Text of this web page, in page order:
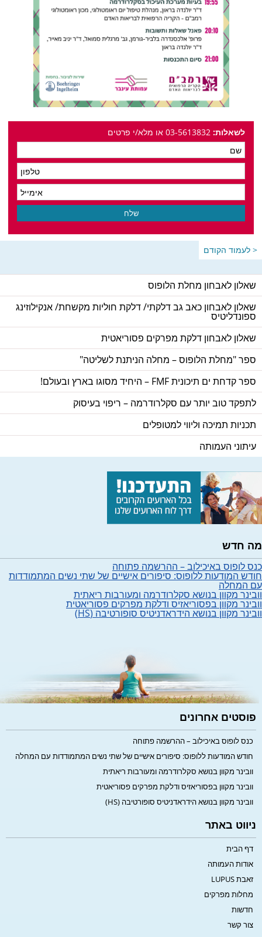
לשאלות: 03-5613832 או מלא/י פרטים
< לעמוד הקודם
שאלון לאבחון מחלת הלופוס
שאלון לאבחון כאב גב דלקתי/ דלקת חוליות מקשחת/ אנקילוזינג
ספונדליטיס
שאלון לאבחון דלקת מפרקים פסוריאטית
ספר "מחלת הלופוס – מחלה הניתנת לשליטה"
ספר קדחת ים תיכונית FMF – היחיד מסוגו בארץ ובעולם!
לתפקד טוב יותר עם סקלרודרמה – ריפוי בעיסוק
תכניות תמיכה וליווי למטופלים
עיתוני העמותה
מה חדש
כנס לופוס באיכילוב – ההרשמה פתוחה
חודש המודעות ללופוס: סיפורים אישיים של שתי נשים המתמודדות
עם המחלה
וובינר מקוון בנושא סקלרודרמה ומעורבות ריאתית
וובינר מקוון בפסוריאזיס ודלקת מפרקים פסוריאטית
וובינר מקוון בנושא הידראדניטיס סופורטיבה (HS)
פוסטים אחרונים
כנס לופוס באיכילוב – ההרשמה פתוחה
חודש המודעות ללופוס: סיפורים אישיים של שתי נשים המתמודדות עם המחלה
וובינר מקוון בנושא סקלרודרמה ומעורבות ריאתית
וובינר מקוון בפסוריאזיס ודלקת מפרקים פסוריאטית
וובינר מקוון בנושא הידראדניטיס סופורטיבה (HS)
ניווט באתר
דף הבית
אודות העמותה
זאבת LUPUS
מחלות מפרקים
חדשות
צור קשר